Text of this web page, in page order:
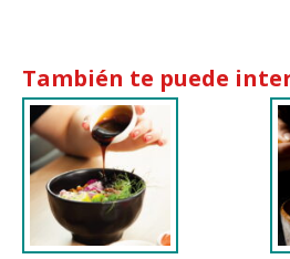
También te puede